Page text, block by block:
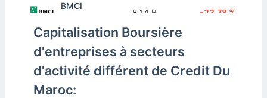
BMCI
8.14 B -23.78 %
CIH BANK
9.72 B
CFG BANK
Capitalisation Boursière
d'entreprises à secteurs
d'activité différent de Credit Du
Maroc: